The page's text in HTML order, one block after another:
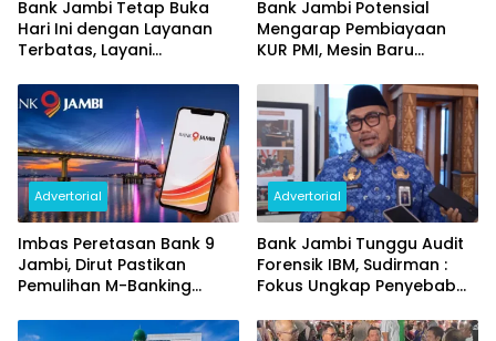
Bank Jambi Tetap Buka
Hari Ini dengan Layanan
Terbatas, Layani
dan Perubahan PIN
Bank Jambi Potensial
Mengarap Pembiayaan
KUR PMI, Mesin Baru
Daerah
Advertorial
Imbas Peretasan Bank 9
Jambi, Dirut Pastikan
Pemulihan M-Banking
Advertorial
Bank Jambi Tunggu Audit
Forensik IBM, Sudirman :
Fokus Ungkap Penyebab
Rp144 Miliar